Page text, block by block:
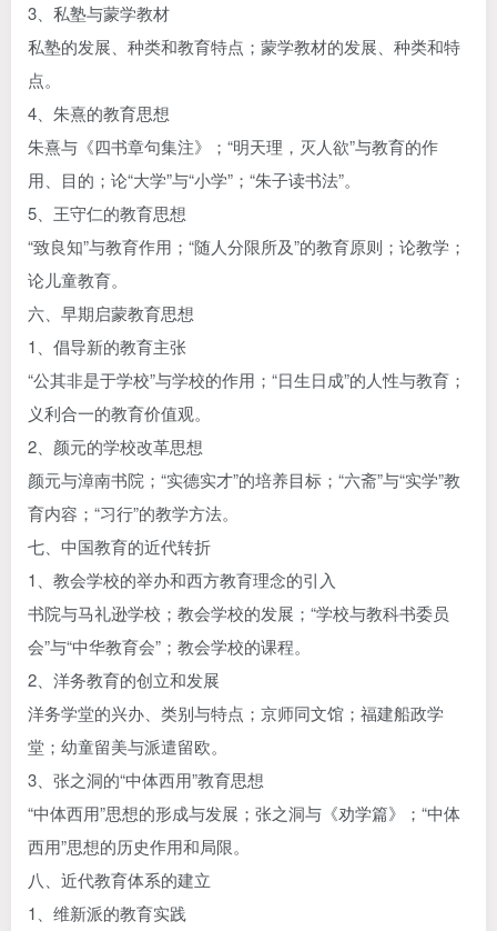
3、私塾与蒙学教材
私塾的发展、种类和教育特点；蒙学教材的发展、种类和特
点。
4、朱熹的教育思想
朱熹与《四书章句集注》；“明天理，灭人欲”与教育的作
用、目的；论“大学”与“小学”；“朱子读书法”。
5、王守仁的教育思想
“致良知”与教育作用；“随人分限所及”的教育原则；论教学；
论儿童教育。
六、早期启蒙教育思想
1、倡导新的教育主张
“公其非是于学校”与学校的作用；“日生日成”的人性与教育；
义利合一的教育价值观。
2、颜元的学校改革思想
颜元与漳南书院；“实德实才”的培养目标；“六斋”与“实学”教
育内容；“习行”的教学方法。
七、中国教育的近代转折
1、教会学校的举办和西方教育理念的引入
书院与马礼逊学校；教会学校的发展；“学校与教科书委员
会”与“中华教育会”；教会学校的课程。
2、洋务教育的创立和发展
洋务学堂的兴办、类别与特点；京师同文馆；福建船政学
堂；幼童留美与派遣留欧。
3、张之洞的“中体西用”教育思想
“中体西用”思想的形成与发展；张之洞与《劝学篇》；“中体
西用”思想的历史作用和局限。
八、近代教育体系的建立
1、维新派的教育实践